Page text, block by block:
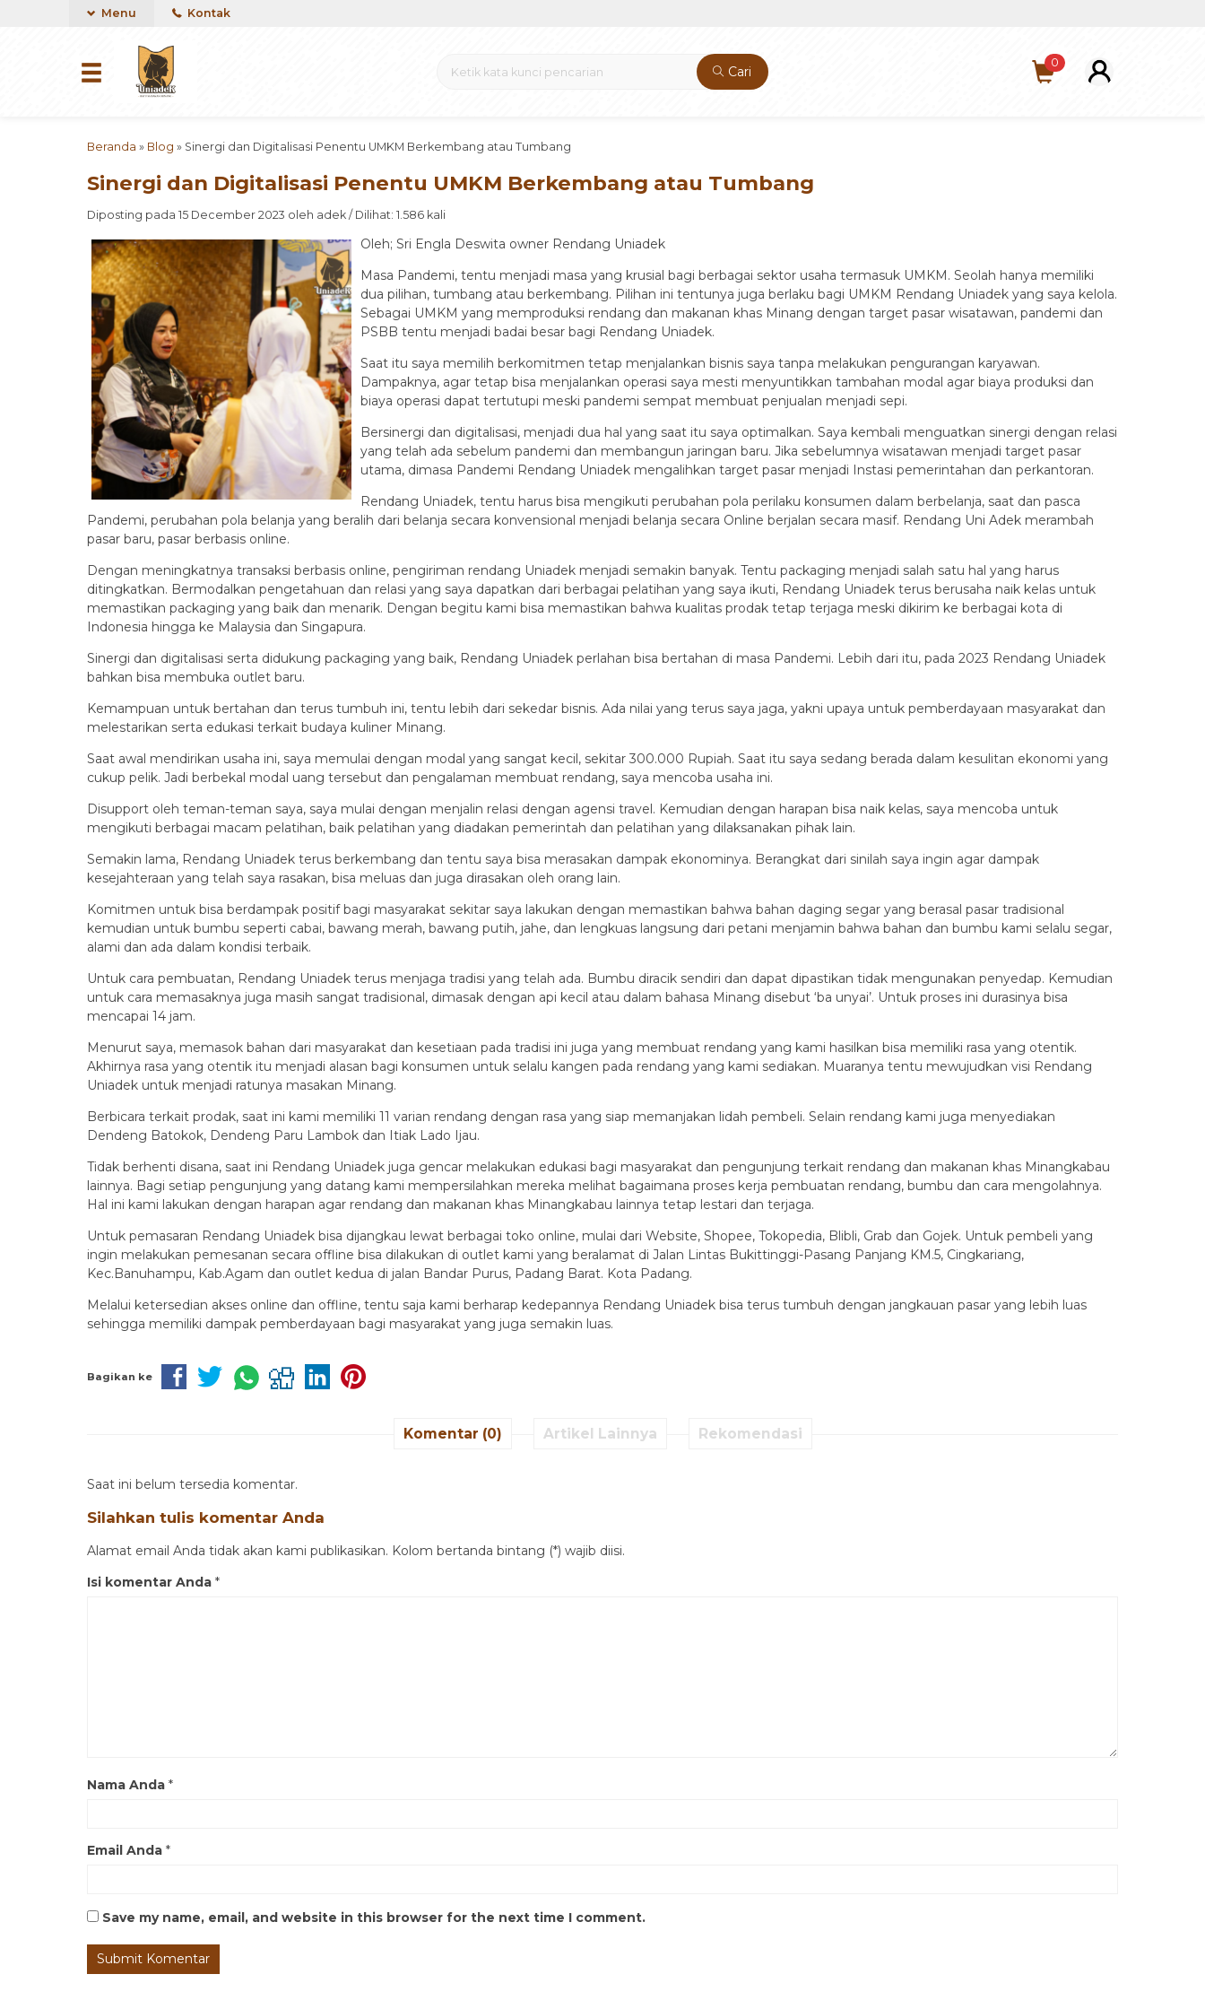
Menu Kontak
Cari
0
Beranda » Blog » Sinergi dan Digitalisasi Penentu UMKM Berkembang atau Tumbang
Sinergi dan Digitalisasi Penentu UMKM Berkembang atau Tumbang
Diposting pada 15 December 2023 oleh adek / Dilihat: 1.586 kali
Oleh; Sri Engla Deswita owner Rendang Uniadek
Masa Pandemi, tentu menjadi masa yang krusial bagi berbagai sektor usaha termasuk UMKM. Seolah hanya memiliki
dua pilihan, tumbang atau berkembang. Pilihan ini tentunya juga berlaku bagi UMKM Rendang Uniadek yang saya kelola.
Sebagai UMKM yang memproduksi rendang dan makanan khas Minang dengan target pasar wisatawan, pandemi dan
PSBB tentu menjadi badai besar bagi Rendang Uniadek.
Saat itu saya memilih berkomitmen tetap menjalankan bisnis saya tanpa melakukan pengurangan karyawan.
Dampaknya, agar tetap bisa menjalankan operasi saya mesti menyuntikkan tambahan modal agar biaya produksi dan
biaya operasi dapat tertutupi meski pandemi sempat membuat penjualan menjadi sepi.
Bersinergi dan digitalisasi, menjadi dua hal yang saat itu saya optimalkan. Saya kembali menguatkan sinergi dengan relasi
yang telah ada sebelum pandemi dan membangun jaringan baru. Jika sebelumnya wisatawan menjadi target pasar
utama, dimasa Pandemi Rendang Uniadek mengalihkan target pasar menjadi Instasi pemerintahan dan perkantoran.
Rendang Uniadek, tentu harus bisa mengikuti perubahan pola perilaku konsumen dalam berbelanja, saat dan pasca
Pandemi, perubahan pola belanja yang beralih dari belanja secara konvensional menjadi belanja secara Online berjalan secara masif. Rendang Uni Adek merambah
pasar baru, pasar berbasis online.
Dengan meningkatnya transaksi berbasis online, pengiriman rendang Uniadek menjadi semakin banyak. Tentu packaging menjadi salah satu hal yang harus
ditingkatkan. Bermodalkan pengetahuan dan relasi yang saya dapatkan dari berbagai pelatihan yang saya ikuti, Rendang Uniadek terus berusaha naik kelas untuk
memastikan packaging yang baik dan menarik. Dengan begitu kami bisa memastikan bahwa kualitas prodak tetap terjaga meski dikirim ke berbagai kota di
Indonesia hingga ke Malaysia dan Singapura.
Sinergi dan digitalisasi serta didukung packaging yang baik, Rendang Uniadek perlahan bisa bertahan di masa Pandemi. Lebih dari itu, pada 2023 Rendang Uniadek
bahkan bisa membuka outlet baru.
Kemampuan untuk bertahan dan terus tumbuh ini, tentu lebih dari sekedar bisnis. Ada nilai yang terus saya jaga, yakni upaya untuk pemberdayaan masyarakat dan
melestarikan serta edukasi terkait budaya kuliner Minang.
Saat awal mendirikan usaha ini, saya memulai dengan modal yang sangat kecil, sekitar 300.000 Rupiah. Saat itu saya sedang berada dalam kesulitan ekonomi yang
cukup pelik. Jadi berbekal modal uang tersebut dan pengalaman membuat rendang, saya mencoba usaha ini.
Disupport oleh teman-teman saya, saya mulai dengan menjalin relasi dengan agensi travel. Kemudian dengan harapan bisa naik kelas, saya mencoba untuk
mengikuti berbagai macam pelatihan, baik pelatihan yang diadakan pemerintah dan pelatihan yang dilaksanakan pihak lain.
Semakin lama, Rendang Uniadek terus berkembang dan tentu saya bisa merasakan dampak ekonominya. Berangkat dari sinilah saya ingin agar dampak
kesejahteraan yang telah saya rasakan, bisa meluas dan juga dirasakan oleh orang lain.
Komitmen untuk bisa berdampak positif bagi masyarakat sekitar saya lakukan dengan memastikan bahwa bahan daging segar yang berasal pasar tradisional
kemudian untuk bumbu seperti cabai, bawang merah, bawang putih, jahe, dan lengkuas langsung dari petani menjamin bahwa bahan dan bumbu kami selalu segar,
alami dan ada dalam kondisi terbaik.
Untuk cara pembuatan, Rendang Uniadek terus menjaga tradisi yang telah ada. Bumbu diracik sendiri dan dapat dipastikan tidak mengunakan penyedap. Kemudian
untuk cara memasaknya juga masih sangat tradisional, dimasak dengan api kecil atau dalam bahasa Minang disebut ‘ba unyai’. Untuk proses ini durasinya bisa
mencapai 14 jam.
Menurut saya, memasok bahan dari masyarakat dan kesetiaan pada tradisi ini juga yang membuat rendang yang kami hasilkan bisa memiliki rasa yang otentik.
Akhirnya rasa yang otentik itu menjadi alasan bagi konsumen untuk selalu kangen pada rendang yang kami sediakan. Muaranya tentu mewujudkan visi Rendang
Uniadek untuk menjadi ratunya masakan Minang.
Berbicara terkait prodak, saat ini kami memiliki 11 varian rendang dengan rasa yang siap memanjakan lidah pembeli. Selain rendang kami juga menyediakan
Dendeng Batokok, Dendeng Paru Lambok dan Itiak Lado Ijau.
Tidak berhenti disana, saat ini Rendang Uniadek juga gencar melakukan edukasi bagi masyarakat dan pengunjung terkait rendang dan makanan khas Minangkabau
lainnya. Bagi setiap pengunjung yang datang kami mempersilahkan mereka melihat bagaimana proses kerja pembuatan rendang, bumbu dan cara mengolahnya.
Hal ini kami lakukan dengan harapan agar rendang dan makanan khas Minangkabau lainnya tetap lestari dan terjaga.
Untuk pemasaran Rendang Uniadek bisa dijangkau lewat berbagai toko online, mulai dari Website, Shopee, Tokopedia, Blibli, Grab dan Gojek. Untuk pembeli yang
ingin melakukan pemesanan secara offline bisa dilakukan di outlet kami yang beralamat di Jalan Lintas Bukittinggi-Pasang Panjang KM.5, Cingkariang,
Kec.Banuhampu, Kab.Agam dan outlet kedua di jalan Bandar Purus, Padang Barat. Kota Padang.
Melalui ketersedian akses online dan offline, tentu saja kami berharap kedepannya Rendang Uniadek bisa terus tumbuh dengan jangkauan pasar yang lebih luas
sehingga memiliki dampak pemberdayaan bagi masyarakat yang juga semakin luas.
Bagikan ke
Komentar (0) Artikel Lainnya Rekomendasi
Saat ini belum tersedia komentar.
Silahkan tulis komentar Anda
Alamat email Anda tidak akan kami publikasikan. Kolom bertanda bintang (*) wajib diisi.
Isi komentar Anda *
Nama Anda *
Email Anda *
Save my name, email, and website in this browser for the next time I comment.